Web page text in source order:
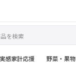
感家計応援 野菜・果物